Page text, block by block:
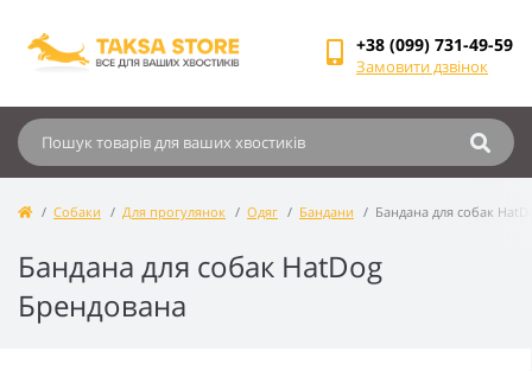
+38 (099) 731-49-59
Замовити дзвінок
Собаки Для прогулянок Одяг Бандани Бандана для собак
Бандана для собак HatDog
Брендована